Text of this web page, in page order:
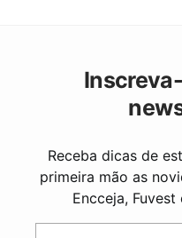
Receba dicas de
primeira mão as
Encceja,